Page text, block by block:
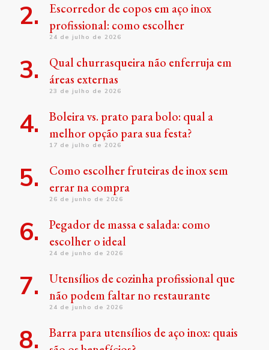
Escorredor de copos em aço inox
profissional: como escolher
24 de julho de 2026
Qual churrasqueira não enferruja em
áreas externas
23 de julho de 2026
Boleira vs. prato para bolo: qual a
melhor opção para sua festa?
17 de julho de 2026
Como escolher fruteiras de inox sem
errar na compra
26 de junho de 2026
Pegador de massa e salada: como
escolher o ideal
24 de junho de 2026
Utensílios de cozinha profissional que
não podem faltar no restaurante
24 de junho de 2026
Barra para utensílios de aço inox: quais